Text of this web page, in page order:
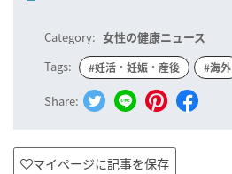
Category: 女性の健康ニュース
Tags:
#妊活・妊娠・産後 #海外
Share:
マイページに記事を保存